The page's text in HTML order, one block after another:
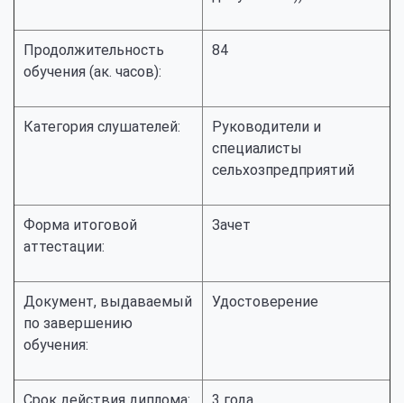
Продолжительность
обучения (ак. часов):
84
Категория слушателей:
Руководители и
специалисты
сельхозпредприятий
Форма итоговой
аттестации:
Зачет
Документ, выдаваемый
по завершению
обучения:
Удостоверение